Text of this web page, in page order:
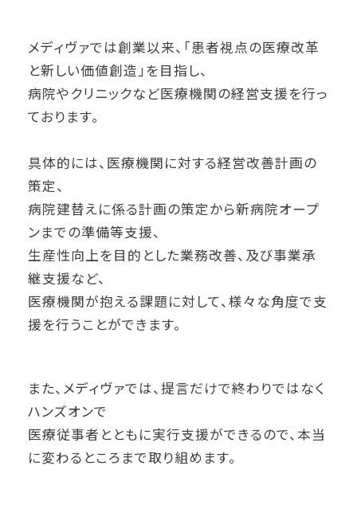
メディヴァでは創業以来、「患者視点の医療改革
と新しい価値創造」を目指し、
病院やクリニックなど医療機関の経営支援を行っ
ております。
具体的には、医療機関に対する経営改善計画の
策定、
病院建替えに係る計画の策定から新病院オープ
ンまでの準備等支援、
生産性向上を目的とした業務改善、及び事業承
継支援など、
医療機関が抱える課題に対して、様々な角度で支
援を行うことができます。
また、メディヴァでは、提言だけで終わりではなく
ハンズオンで
医療従事者とともに実行支援ができるので、本当
に変わるところまで取り組めます。